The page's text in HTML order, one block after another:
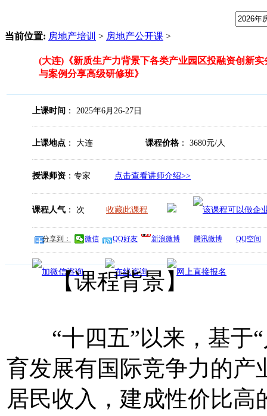
当前位置: 房地产培训 > 房地产公开课 >
(大连)《新质生产力背景下各类产业园区投融资创新
与案例分享高级研修班》
上课时间 ： 2025年6月26-27日
上课地点 ： 大连 课程价格 ： 3680元/人
授课师资 ：专家 点击查看讲师介绍>>
课程人气 ： 次 收藏此课程
分享到： 微信 QQ好友 新浪微博 腾讯微博 QQ空间
【课程背景】
“十四五”以来，基于“
育发展有国际竞争力的产
居民收入，建成性价比